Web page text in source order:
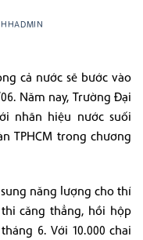
HHADMIN
cả nước sẽ bước vào
Năm nay, Trường Đại
nhãn hiệu nước suối
TPHCM trong chương
năng lượng cho thí
căng thẳng, hồi hộp
6. Với 10.000 chai